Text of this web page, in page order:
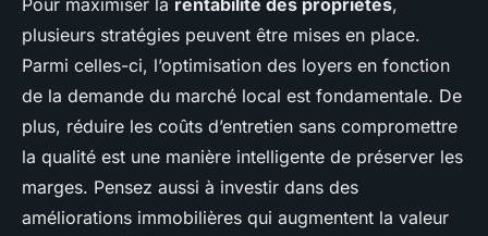
Pour maximiser la rentabilité des propriétés,
plusieurs stratégies peuvent être mises en place.
Parmi celles-ci, l’optimisation des loyers en fonction
de la demande du marché local est fondamentale. De
plus, réduire les coûts d’entretien sans compromettre
la qualité est une manière intelligente de préserver les
marges. Pensez aussi à investir dans des
améliorations immobilières qui augmentent la valeur